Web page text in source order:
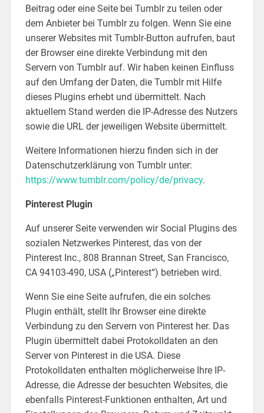
Beitrag oder eine Seite bei Tumblr zu teilen oder
dem Anbieter bei Tumblr zu folgen. Wenn Sie eine
unserer Websites mit Tumblr-Button aufrufen, baut
der Browser eine direkte Verbindung mit den
Servern von Tumblr auf. Wir haben keinen Einfluss
auf den Umfang der Daten, die Tumblr mit Hilfe
dieses Plugins erhebt und übermittelt. Nach
aktuellem Stand werden die IP-Adresse des Nutzers
sowie die URL der jeweiligen Website übermittelt.
Weitere Informationen hierzu finden sich in der
Datenschutzerklärung von Tumblr unter:
https://www.tumblr.com/policy/de/privacy.
Pinterest Plugin
Auf unserer Seite verwenden wir Social Plugins des
sozialen Netzwerkes Pinterest, das von der
Pinterest Inc., 808 Brannan Street, San Francisco,
CA 94103-490, USA („Pinterest“) betrieben wird.
Wenn Sie eine Seite aufrufen, die ein solches
Plugin enthält, stellt Ihr Browser eine direkte
Verbindung zu den Servern von Pinterest her. Das
Plugin übermittelt dabei Protokolldaten an den
Server von Pinterest in die USA. Diese
Protokolldaten enthalten möglicherweise Ihre IP-
Adresse, die Adresse der besuchten Websites, die
ebenfalls Pinterest-Funktionen enthalten, Art und